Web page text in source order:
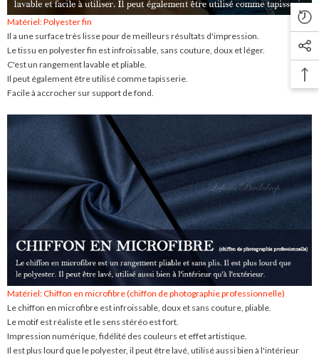
Matériel: Polyester fin
Il a une surface très lisse pour de meilleurs résultats d'impression.
Le tissu en polyester fin est infroissable, sans couture, doux et léger.
C'est un rangement lavable et pliable.
Il peut également être utilisé comme tapisserie.
Facile à accrocher sur support de fond.
Matériel: Chiffon en microfibre (chiffon de photographie professionnelle)
Le chiffon en microfibre est infroissable, doux et sans couture, pliable.
Le motif est réaliste et le sens stéréo est fort.
Impression numérique, fidélité des couleurs et effet artistique.
Il est plus lourd que le polyester, il peut être lavé, utilisé aussi bien à l'intérieur